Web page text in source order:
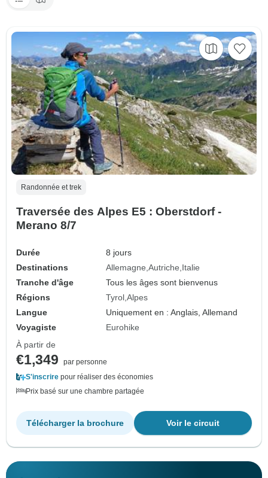
Randonnée et trek
Traversée des Alpes E5 : Oberstdorf -
Merano 8/7
Durée
8 jours
Destinations
Allemagne Autriche Italie
Tranche d'âge
Tous les âges sont bienvenus
Régions
Tyrol Alpes
Langue
Uniquement en : Anglais, Allemand
Voyagiste
Eurohike
À partir de
€1,349
par personne
S'inscrire pour réaliser des économies
Prix basé sur une chambre partagée
Voir le circuit
Télécharger la brochure